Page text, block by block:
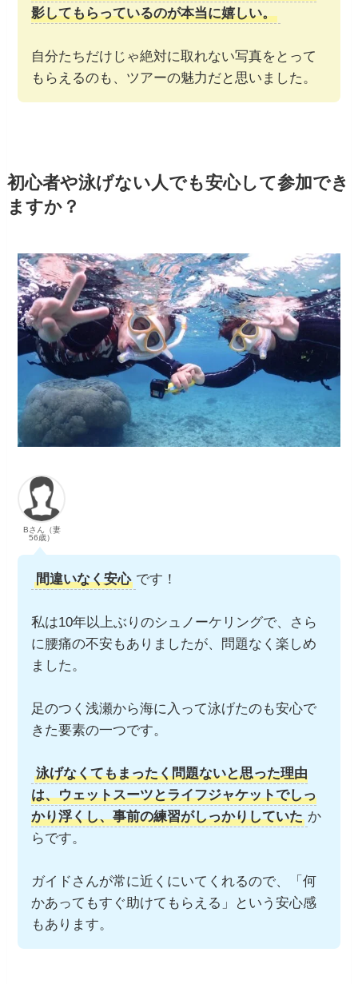
影してもらっているのが本当に嬉しい。
自分たちだけじゃ絶対に取れない写真をとって
もらえるのも、ツアーの魅力だと思いました。
初心者や泳げない人でも安心して参加でき
ますか？
Bさん（妻
56歳）
間違いなく安心 です！
私は10年以上ぶりのシュノーケリングで、さら
に腰痛の不安もありましたが、問題なく楽しめ
ました。
足のつく浅瀬から海に入って泳げたのも安心で
きた要素の一つです。
泳げなくてもまったく問題ないと思った理由
は、ウェットスーツとライフジャケットでしっ
かり浮くし、事前の練習がしっかりしていた か
らです。
ガイドさんが常に近くにいてくれるので、「何
かあってもすぐ助けてもらえる」という安心感
もあります。